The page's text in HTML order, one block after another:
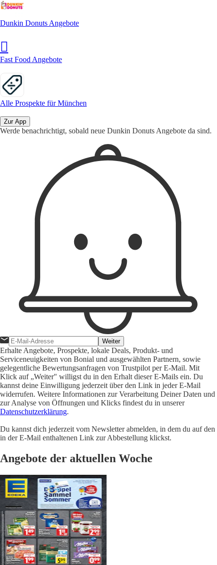
Dunkin Donuts Angebote
Fast Food Angebote
Alle Prospekte für München
Zur App
Werde benachrichtigt, sobald neue Dunkin Donuts Angebote da sind.
Weiter
Erhalte Angebote, Prospekte, lokale Deals, Produkt- und
Serviceneuigkeiten von Bonial und ausgewählten Partnern, sowie
gelegentliche Bewertungsanfragen von Trustpilot per E-Mail. Mit
Klick auf „Weiter" willigst du in den Erhalt dieser E-Mails ein. Du
kannst deine Einwilligung jederzeit über den Link in jeder E-Mail
widerrufen. Weitere Informationen zur Verarbeitung Deiner Daten und
zur Analyse von Öffnungen und Klicks findest du in unserer
Datenschutzerklärung.
Du kannst dich jederzeit vom Newsletter abmelden, in dem du auf den
in der E-Mail enthaltenen Link zur Abbestellung klickst.
Angebote der aktuellen Woche